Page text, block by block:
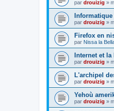
par drouizig »
Informatique
par drouizig »
Firefox en
par Nissa la
Internet et la
par drouizig »
L'archipel
par drouizig »
Yehoù
par drouizig »